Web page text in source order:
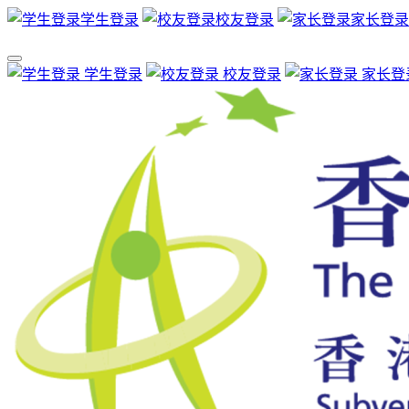
学生登录 校友登录 家长登录
学生登录 校友登录 家长登